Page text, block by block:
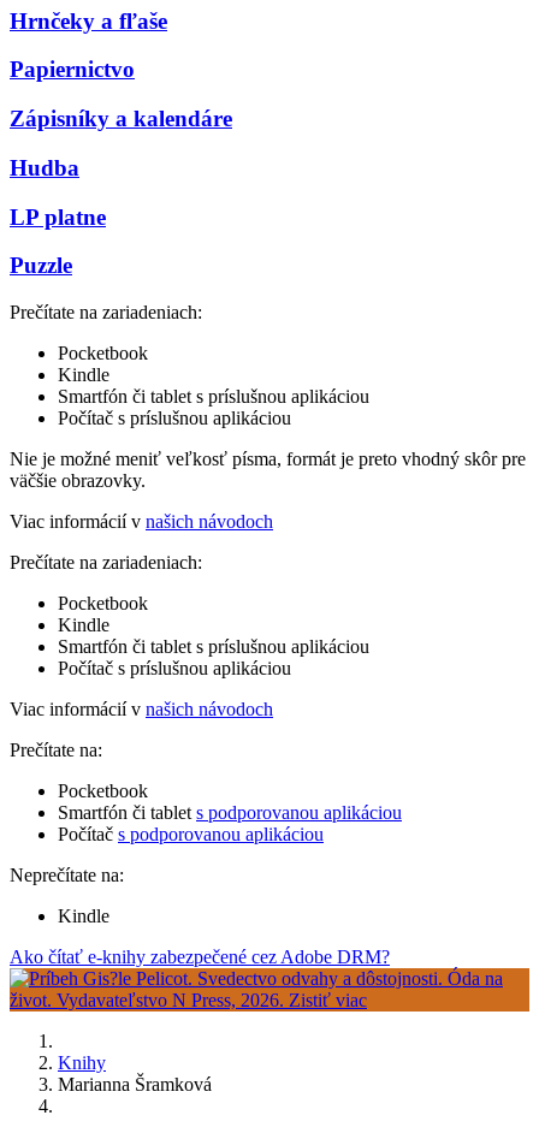
Hrnčeky a fľaše
Papiernictvo
Zápisníky a kalendáre
Hudba
LP platne
Puzzle
Prečítate na zariadeniach:
Pocketbook
Kindle
Smartfón či tablet s príslušnou aplikáciou
Počítač s príslušnou aplikáciou
Nie je možné meniť veľkosť písma, formát je preto vhodný skôr pre
väčšie obrazovky.
Viac informácií v našich návodoch
Prečítate na zariadeniach:
Pocketbook
Kindle
Smartfón či tablet s príslušnou aplikáciou
Počítač s príslušnou aplikáciou
Viac informácií v našich návodoch
Prečítate na:
Pocketbook
Smartfón či tablet s podporovanou aplikáciou
Počítač s podporovanou aplikáciou
Neprečítate na:
Kindle
Ako čítať e-knihy zabezpečené cez Adobe DRM?
Knihy
Marianna Šramková